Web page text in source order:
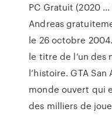
PC Gratuit (2020
Andreas
le 26 octobre
le titre de l’un des
l’histoire. GTA
monde ouvert qui
des milliers de